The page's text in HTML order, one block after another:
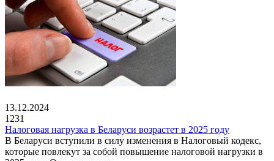
13.12.2024
1231
Налоговая нагрузка в Беларуси возрастет в 2025 году
В Беларуси вступили в силу изменения в Налоговый кодекс,
которые повлекут за собой повышение налоговой нагрузки в